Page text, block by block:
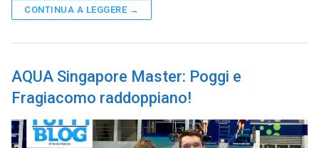
CONTINUA A LEGGERE →
AQUA Singapore Master: Poggi e
Fragiacomo raddoppiano!